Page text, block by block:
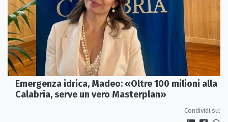
Emergenza idrica, Madeo: «Oltre 100 milioni alla
Calabria, serve un vero Masterplan»
Condividi su: